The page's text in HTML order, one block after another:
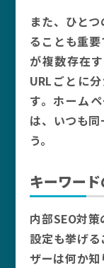
また、ひと
ることも重
が複数存在
URLごとに
す。ホーム
は、いつも
う。
キーワー
内部SEO対
設定も挙げ
ザーは何か知